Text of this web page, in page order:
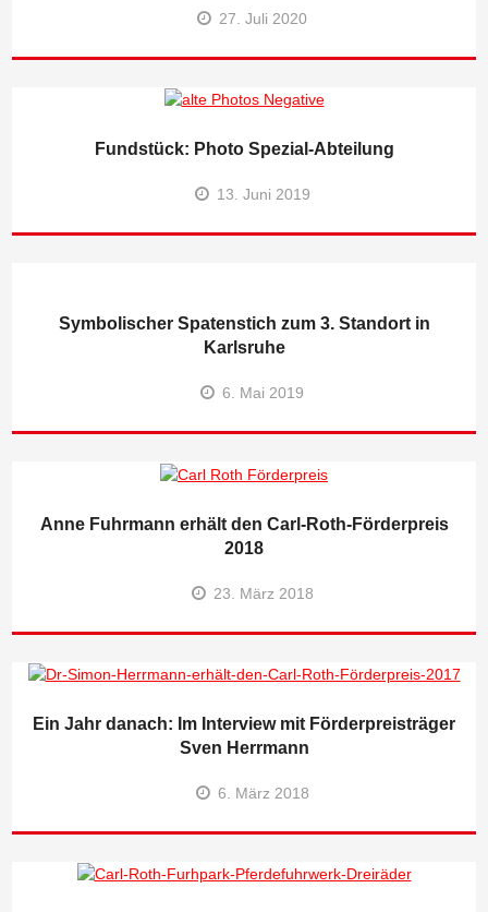
27. Juli 2020
Fundstück: Photo Spezial-Abteilung
13. Juni 2019
Symbolischer Spatenstich zum 3. Standort in
Karlsruhe
6. Mai 2019
Anne Fuhrmann erhält den Carl-Roth-Förderpreis
2018
23. März 2018
Ein Jahr danach: Im Interview mit Förderpreisträger
Sven Herrmann
6. März 2018